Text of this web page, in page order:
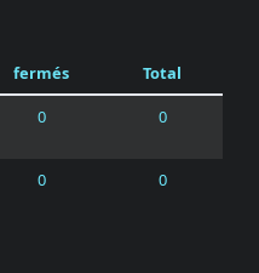
fermés
Total
0 0
0 0